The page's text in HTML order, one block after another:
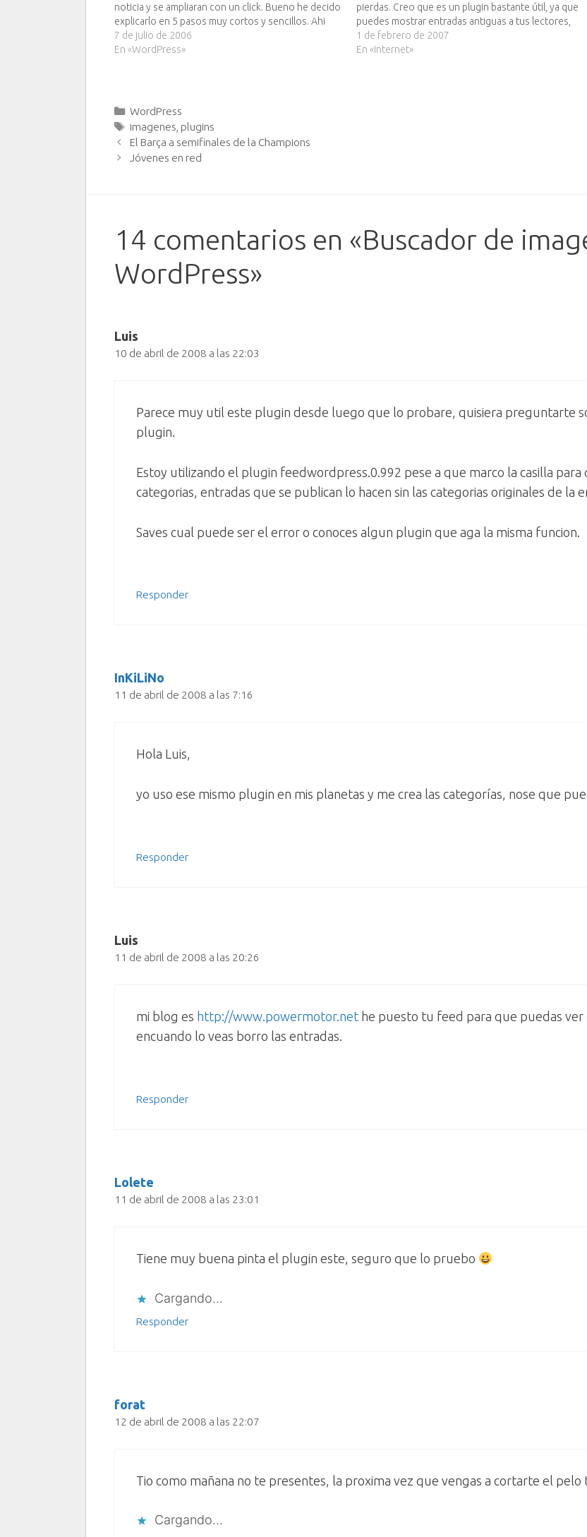
noticia y se ampliaran con un click. Bueno he decido
explicarlo en 5 pasos muy cortos y sencillos. Ahi
van: 1º - Descargar los archivos…
7 de julio de 2006
En «WordPress»
pierdas. Creo que es un plugin bastante útil, ya que
puedes mostrar entradas antiguas a tus lectores,
que porque sean antiguas no significa que…
1 de febrero de 2007
En «Internet»
Categorías
WordPress
Etiquetas
imagenes plugins
El Barça a semifinales de la Champions
Jóvenes en red
14 comentarios en «Buscador de
WordPress»
Luis
10 de abril de 2008 a las 22:03
Parece muy util este plugin desde luego que lo probare, quisiera preguntarte
plugin.
Estoy utilizando el plugin feedwordpress.0.992 pese a que marco la casilla
categorias, entradas que se publican lo hacen sin las categorias originales de la
Saves cual puede ser el error o conoces algun plugin que aga la misma funcion.
Responder
InKiLiNo
11 de abril de 2008 a las 7:16
Hola Luis,
yo uso ese mismo plugin en mis planetas y me crea las categorías, nose que
Responder
Luis
11 de abril de 2008 a las 20:26
mi blog es http://www.powermotor.net he puesto tu feed para que puedas ver
encuando lo veas borro las entradas.
Responder
Lolete
11 de abril de 2008 a las 23:01
Tiene muy buena pinta el plugin este, seguro que lo pruebo
Cargando...
Responder
forat
12 de abril de 2008 a las 22:07
Tio como mañana no te presentes, la proxima vez que vengas a cortarte el pelo
Cargando...